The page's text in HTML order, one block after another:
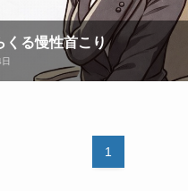
くる慢性首こり
1